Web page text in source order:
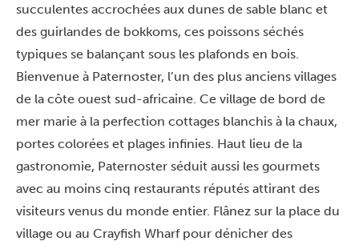
succulentes accrochées aux dunes de sable blanc et
des guirlandes de bokkoms, ces poissons séchés
typiques se balançant sous les plafonds en bois.
Bienvenue à Paternoster, l’un des plus anciens villages
de la côte ouest sud-africaine. Ce village de bord de
mer marie à la perfection cottages blanchis à la chaux,
portes colorées et plages infinies. Haut lieu de la
gastronomie, Paternoster séduit aussi les gourmets
avec au moins cinq restaurants réputés attirant des
visiteurs venus du monde entier. Flânez sur la place du
village ou au Crayfish Wharf pour dénicher des